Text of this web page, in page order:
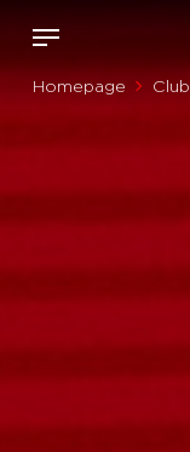
Homepage Club